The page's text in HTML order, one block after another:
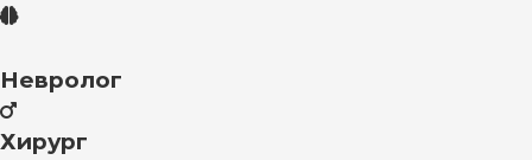
Невролог
Хирург